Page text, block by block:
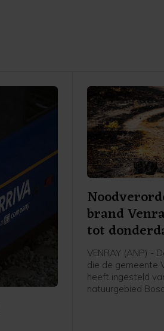
brand
tot
VENRAY (ANP) -
die de gemeente
heeft ingesteld
natuurgebied